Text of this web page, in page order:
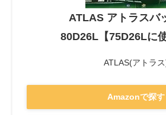
ATLAS アトラスバ
80D26L【75D26Lに
ATLAS(アトラ
Amazonで探す